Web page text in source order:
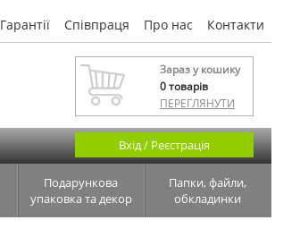
Гарантії Співпраця Про нас Контакти
Зараз у кошику
0товарів
ПЕРЕГЛЯНУТИ
Вхід / Реєстрація
Подарункова
упаковка та декор
Папки, файли,
обкладинки